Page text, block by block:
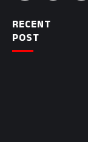
RECENT
POST